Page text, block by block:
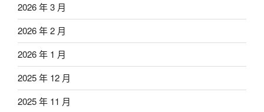
2026 年 3 月
2026 年 2 月
2026 年 1 月
2025 年 12 月
2025 年 11 月